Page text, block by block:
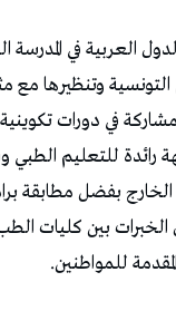
العربية في
وتنظيرها مع
في دورات
للتعليم
بفضل مطابقة
بين كليات الطب
للمواطنين.